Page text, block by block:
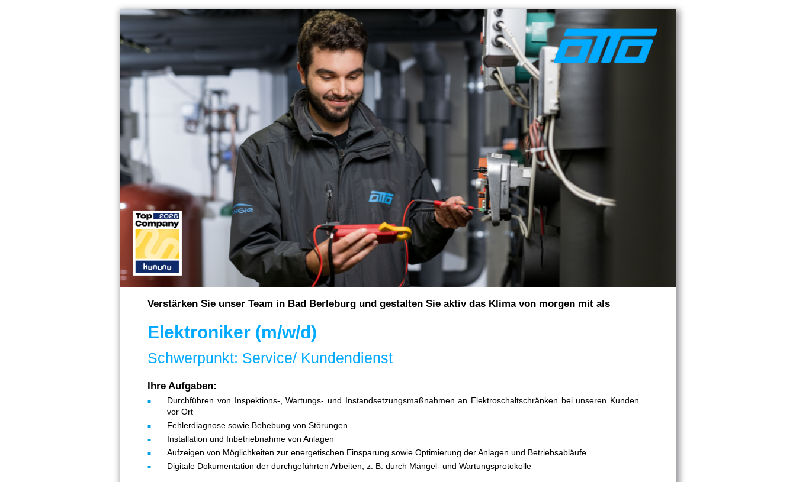
Verstärken Sie unser Team in Bad Berleburg und gestalten Sie aktiv das Klima von morgen mit als
Elektroniker (m/w/d)
Schwerpunkt: Service/ Kundendienst
Ihre Aufgaben:
Durchführen von Inspektions-, Wartungs- und Instandsetzungsmaßnahmen an Elektroschaltschränken bei unseren Kunden
vor Ort
Fehlerdiagnose sowie Behebung von Störungen
Installation und Inbetriebnahme von Anlagen
Aufzeigen von Möglichkeiten zur energetischen Einsparung sowie Optimierung der Anlagen und Betriebsabläufe
Digitale Dokumentation der durchgeführten Arbeiten, z. B. durch Mängel- und Wartungsprotokolle